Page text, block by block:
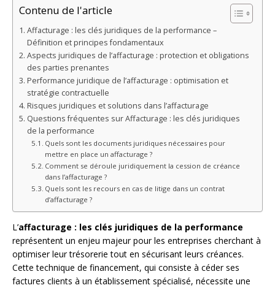
Contenu de l'article
Affacturage : les clés juridiques de la performance –
Définition et principes fondamentaux
Aspects juridiques de l’affacturage : protection et obligations
des parties prenantes
Performance juridique de l’affacturage : optimisation et
stratégie contractuelle
Risques juridiques et solutions dans l’affacturage
Questions fréquentes sur Affacturage : les clés juridiques
de la performance
Quels sont les documents juridiques nécessaires pour
mettre en place un affacturage ?
Comment se déroule juridiquement la cession de créance
dans l’affacturage ?
Quels sont les recours en cas de litige dans un contrat
d’affacturage ?
L’affacturage : les clés juridiques de la performance
représentent un enjeu majeur pour les entreprises cherchant à
optimiser leur trésorerie tout en sécurisant leurs créances.
Cette technique de financement, qui consiste à céder ses
factures clients à un établissement spécialisé, nécessite une